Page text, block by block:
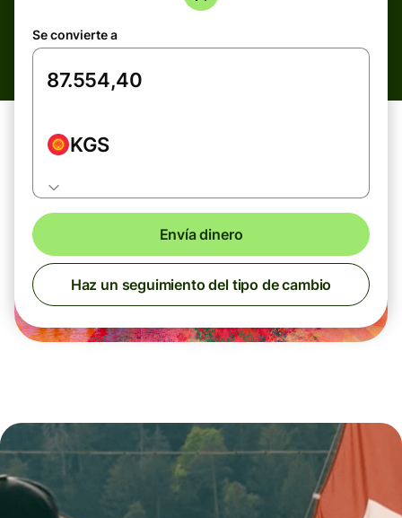
Se convierte a
KGS
Envía dinero
Haz un seguimiento del tipo de cambio